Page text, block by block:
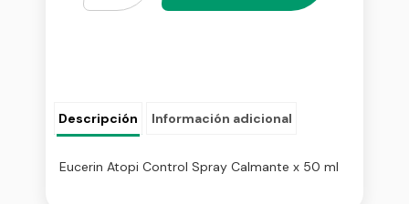
Descripción Información adicional
Eucerin Atopi Control Spray Calmante x 50 ml